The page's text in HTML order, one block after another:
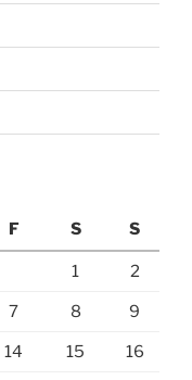
F S S
1 2
7 8 9
14 15 16